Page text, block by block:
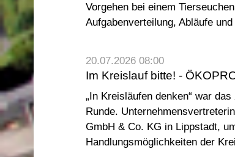
Vorgehen bei einem
Aufgabenverteilung, Abläufe
20.07.2026 08:00
Im Kreislauf bitte! -
„In Kreisläufen denken“ war
Runde.
GmbH & Co. KG in Lippstadt,
Handlungsmöglichkeiten der